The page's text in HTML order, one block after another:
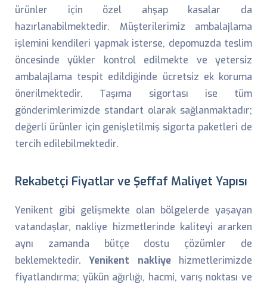
ürünler için özel ahşap kasalar da
hazırlanabilmektedir. Müşterilerimiz ambalajlama
işlemini kendileri yapmak isterse, depomuzda teslim
öncesinde yükler kontrol edilmekte ve yetersiz
ambalajlama tespit edildiğinde ücretsiz ek koruma
önerilmektedir. Taşıma sigortası ise tüm
gönderimlerimizde standart olarak sağlanmaktadır;
değerli ürünler için genişletilmiş sigorta paketleri de
tercih edilebilmektedir.
Rekabetçi Fiyatlar ve Şeffaf Maliyet Yapısı
Yenikent gibi gelişmekte olan bölgelerde yaşayan
vatandaşlar, nakliye hizmetlerinde kaliteyi ararken
aynı zamanda bütçe dostu çözümler de
beklemektedir.Yenikent nakliyehizmetlerimizde
fiyatlandırma; yükün ağırlığı, hacmi, varış noktası ve